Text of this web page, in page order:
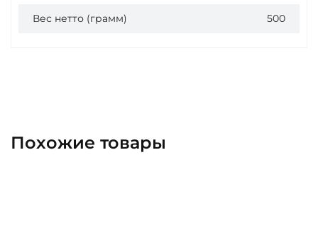
Вес нетто (грамм) 500
Похожие товары